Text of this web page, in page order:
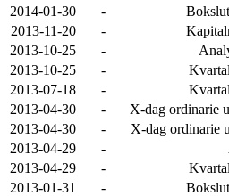
2014-01-30
-
2013-11-20
-
2013-10-25
-
2013-10-25
-
2013-07-18
-
2013-04-30
-
X-dag ordinarie
2013-04-30
-
X-dag ordinarie
2013-04-29
-
2013-04-29
-
2013-01-31
-